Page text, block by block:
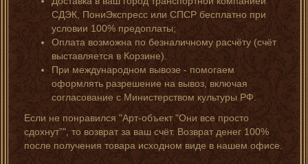
СДЭК, ПониЭкспресс или СПСР бесплатно при
условии 100% предоплаты;
Оплата возможна по безналичному расчёту (счёт
выставляется в Корзине).
При международном вывозе - помогаем
оформлять разрешение на вывоз, включая
согласование с Министерством культуры РФ.
Если не понравился "Арт-объект "Они все просто
сдохнут”", то возврат за ваш счёт. Возврат денег 100%
после получения товара исходном виде в нашем офисе.